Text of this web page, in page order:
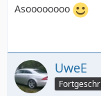
Asoooooooo
UweE